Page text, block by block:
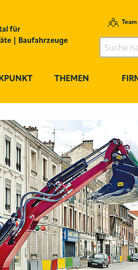
für
| Baufahrzeuge
Team
THEMEN